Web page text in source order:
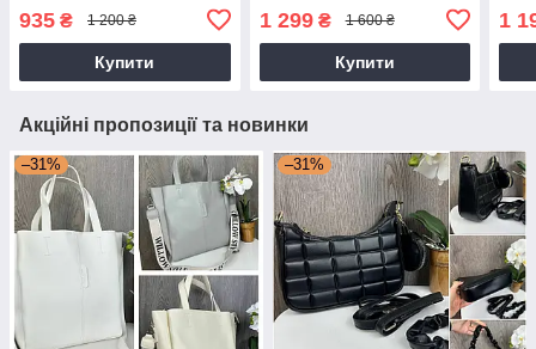
935 ₴ 1 200 ₴
Купити
1 299₴ 1 600 ₴
Купити
1
Акційні пропозиції та новинки
–31% –31%